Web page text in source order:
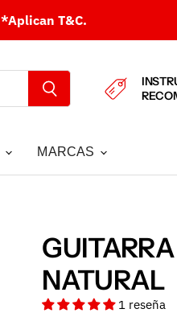
*Aplican T&C.
MARCAS
NATURAL
1 reseña